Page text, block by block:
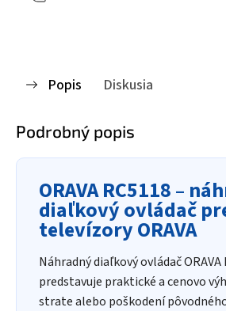
Popis Diskusia
Podrobný popis
ORAVA RC5118 –
diaľkový ovládač
televízory ORAVA
Náhradný diaľkový ovládač ORAVA
predstavuje praktické a cenovo
strate alebo poškodení